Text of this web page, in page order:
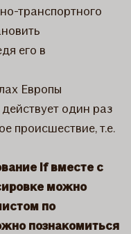
транспортного
его в
Европы
один раз
происшествие, т.е.
If вместе с
можно
по
познакомиться